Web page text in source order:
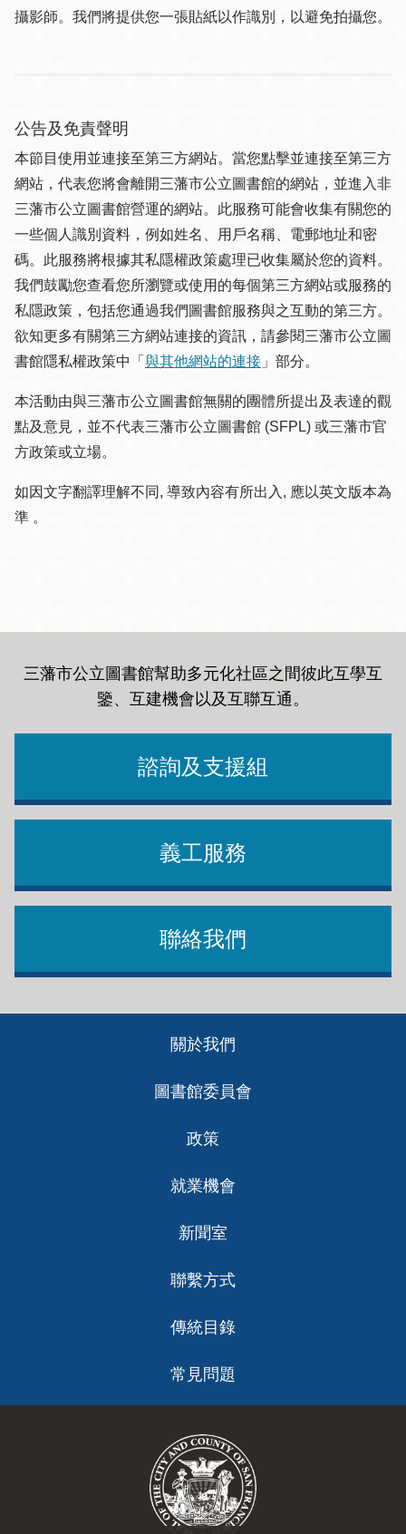
攝影師。我們將提供您一張貼紙以作識別，以避免拍攝您。
公告及免責聲明
本節目使用並連接至第三方網站。當您點擊並連接至第三方
網站，代表您將會離開三藩市公立圖書館的網站，並進入非
三藩市公立圖書館營運的網站。此服務可能會收集有關您的
一些個人識別資料，例如姓名、用戶名稱、電郵地址和密
碼。此服務將根據其私隱權政策處理已收集屬於您的資料。
我們鼓勵您查看您所瀏覽或使用的每個第三方網站或服務的
私隱政策，包括您通過我們圖書館服務與之互動的第三方。
欲知更多有關第三方網站連接的資訊，請參閱三藩市公立圖
書館隱私權政策中「 與其他網站的連接 」部分。
本活動由與三藩市公立圖書館無關的團體所提出及表達的觀
點及意見，並不代表三藩市公立圖書館 (SFPL) 或三藩市官
方政策或立場。
如因文字翻譯理解不同, 導致內容有所出入, 應以英文版本為
準 。
三藩市公立圖書館幫助多元化社區之間彼此互學互
鑒、互建機會以及互聯互通 。
諮詢及支援組
義工服務
聯絡我們
關於我們
圖書館委員會
政策
就業機會
新聞室
聯繫方式
傳統目錄
常見問題